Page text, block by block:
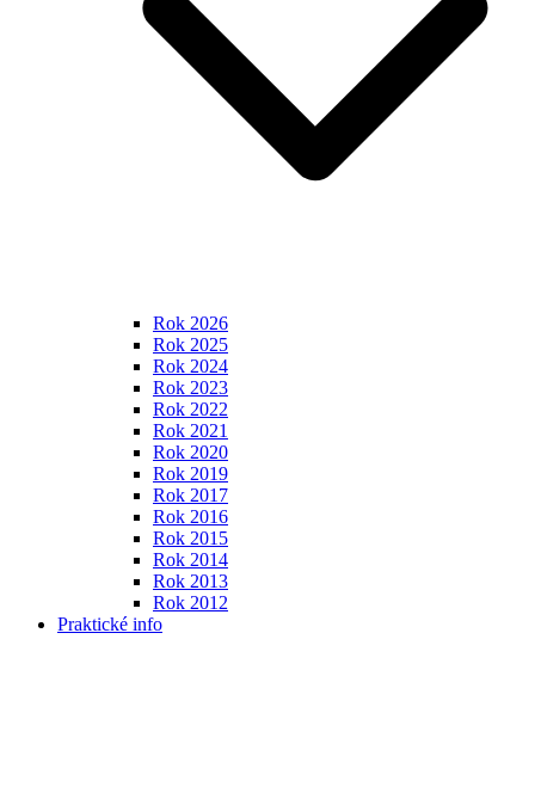
Rok 2026
Rok 2025
Rok 2024
Rok 2023
Rok 2022
Rok 2021
Rok 2020
Rok 2019
Rok 2017
Rok 2016
Rok 2015
Rok 2014
Rok 2013
Rok 2012
Praktické info